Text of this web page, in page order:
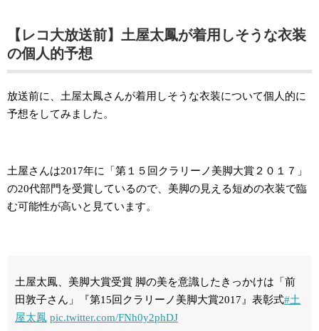
【レコ大放送前】土屋太鳳が着用しそうな衣装
の個人的予想
放送前に、土屋太鳳さんが着用しそうな衣装について個人的に
予想をしてみました。
土屋さんは2017年に「第１５回クラリーノ美脚大賞２０１７」
の20代部門を受賞しているので、美脚の見える短めの衣装で臨
む可能性が高いと見ています。
土屋太鳳、美脚大賞受賞 脚の美を意識したきっかけは「前
田敦子さん」『第15回クラリーノ美脚大賞2017』表彰式#土
屋太鳳 pic.twitter.com/FNh0y2phDJ